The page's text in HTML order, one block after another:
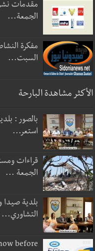
مقدمات
الجمعة...
مفكرة
السبت...
الأكثر مشاهدة البارحة
بالصور :
استعر...
قراءات
الجمعة ...
بلدية صيدا
التشاوري...
before